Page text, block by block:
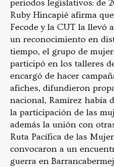
periodos legislativos: de
Ruby Hincapié afirma
Fecode y la CUT la llevó
un reconocimiento en
tiempo, el grupo de
participó en los talleres
encargó de hacer
afiches, difundieron
nacional, Ramírez había
la participación de las
además la unión con
Ruta Pacífica de las
convocaron a un
guerra en